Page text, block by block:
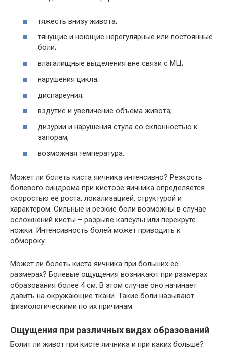
тяжесть внизу живота;
тянущие и ноющие нерегулярные или постоянные
боли;
влагалищные выделения вне связи с МЦ;
нарушения цикла;
диспареуния;
вздутие и увеличение объема живота;
дизурии и нарушения стула со склонностью к
запорам;
возможная температура.
Может ли болеть киста яичника интенсивно? Резкость
болевого синдрома при кистозе яичника определяется
скоростью ее роста, локализацией, структурой и
характером. Сильные и резкие боли возможны в случае
осложнений кисты – разрыве капсулы или перекруте
ножки. Интенсивность болей может приводить к
обмороку.
Может ли болеть киста яичника при больших ее
размерах? Болевые ощущения возникают при размерах
образования более 4 см. В этом случае оно начинает
давить на окружающие ткани. Такие боли называют
физиологическими по их причинам.
Ощущения при различных видах образований
Болит ли живот при кисте яичника и при каких больше?